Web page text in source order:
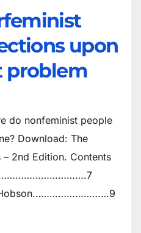
upon
problem
do non­feminist people
Download: The
2nd Edition. Contents
Hobson………………………9